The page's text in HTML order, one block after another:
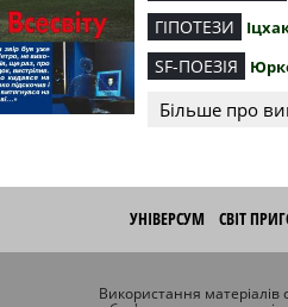
ГІПОТЕЗИ
SF-ПОЕЗІЯ
Більше про
УНІВЕРСУМ СВІТ
Використання